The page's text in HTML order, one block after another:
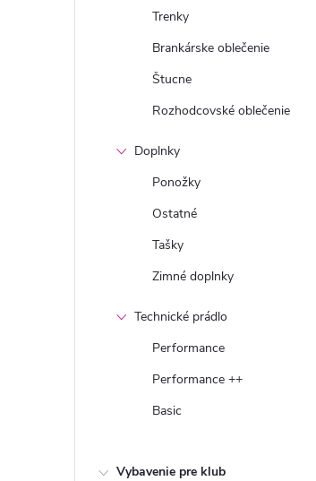
Trenky
Brankárske oblečenie
Štucne
Rozhodcovské oblečenie
Doplnky
Ponožky
Ostatné
Tašky
Zimné doplnky
Technické prádlo
Performance
Performance ++
Basic
Vybavenie pre klub